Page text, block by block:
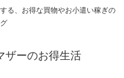
る、お得な買物やお小遣い稼ぎの
ザーのお得生活